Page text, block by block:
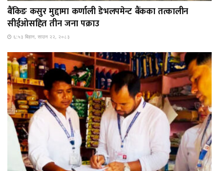
बैंकिङ कसुर मुद्दामा कर्णाली डेभलपमेन्ट बैंकका तत्कालीन
सीईओसहित तीन जना पक्राउ
६:५३ बिहान, साउन २२, २०८३